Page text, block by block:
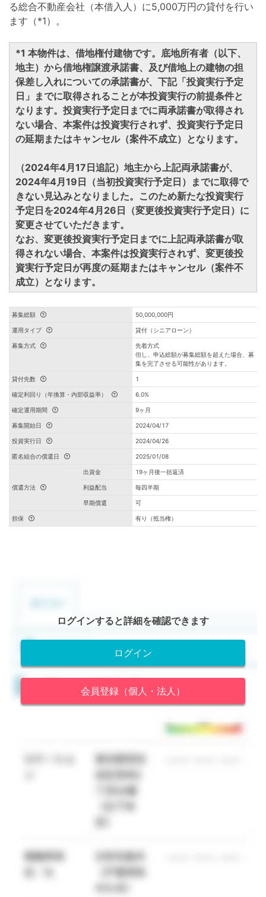
る総合不動産会社（本借入人）に5,000万円の貸付を行い
ます（*1）。
*1 本物件は、借地権付建物です。底地所有者（以下、
地主）から借地権譲渡承諾書、及び借地上の建物の担
保差し入れについての承諾書が、下記「投資実行予定
日」までに取得されることが本投資実行の前提条件と
なります。投資実行予定日までに両承諾書が取得され
ない場合、本案件は投資実行されず、投資実行予定日
の延期またはキャンセル（案件不成立）となります。
（2024年4月17日追記）地主から上記両承諾書が、
2024年4月19日（当初投資実行予定日）までに取得で
きない見込みとなりました。このため新たな投資実行
予定日を2024年4月26日（変更後投資実行予定日）に
変更させていただきます。
なお、変更後投資実行予定日までに上記両承諾書が取
得されない場合、本案件は投資実行されず、変更後投
資実行予定日が再度の延期またはキャンセル（案件不
成立）となります。
募集総額 50,000,000円
運用タイプ 貸付（シニアローン）
募集方式
先着方式
但し、申込総額が募集総額を超えた場合、募
集を完了させる可能性があります。
貸付先数 1
確定利回り（年換算・内部収益率） 6.0%
確定運用期間 9ヶ月
募集開始日 2024/04/17
投資実行日 2024/04/26
匿名組合の償還日 2025/01/08
償還方法
出資金 19ヶ月後一括返済
利益配当 毎四半期
早期償還 可
担保 有り（抵当権）
ログインすると詳細を確認できます
ログイン
会員登録（個人・法人）